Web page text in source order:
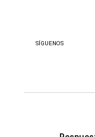
SÍGUENOS